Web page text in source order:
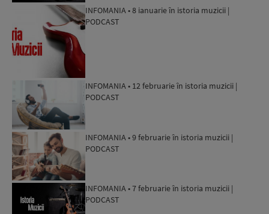
INFOMANIA • 8 ianuarie în istoria muzicii |
PODCAST
INFOMANIA • 12 februarie în istoria muzicii |
PODCAST
INFOMANIA • 9 februarie în istoria muzicii |
PODCAST
INFOMANIA • 7 februarie în istoria muzicii |
PODCAST